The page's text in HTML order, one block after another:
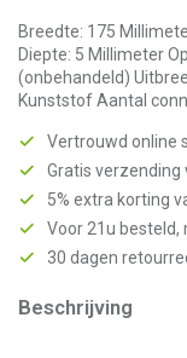
Breedte: 175
Diepte: 5 Millimeter
(onbehandeld)
Kunststof Aantal
Vertrouwd online
Gratis verzending
5% extra korting
Voor 21u besteld,
30 dagen
Beschrijving